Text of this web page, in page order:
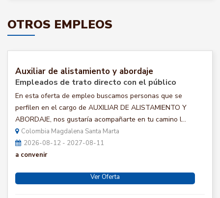
OTROS EMPLEOS
Auxiliar de alistamiento y abordaje
Empleados de trato directo con el público
En esta oferta de empleo buscamos personas que se
perfilen en el cargo de AUXILIAR DE ALISTAMIENTO Y
ABORDAJE, nos gustaría acompañarte en tu camino l...
Colombia Magdalena Santa Marta
2026-08-12 - 2027-08-11
a convenir
Ver Oferta